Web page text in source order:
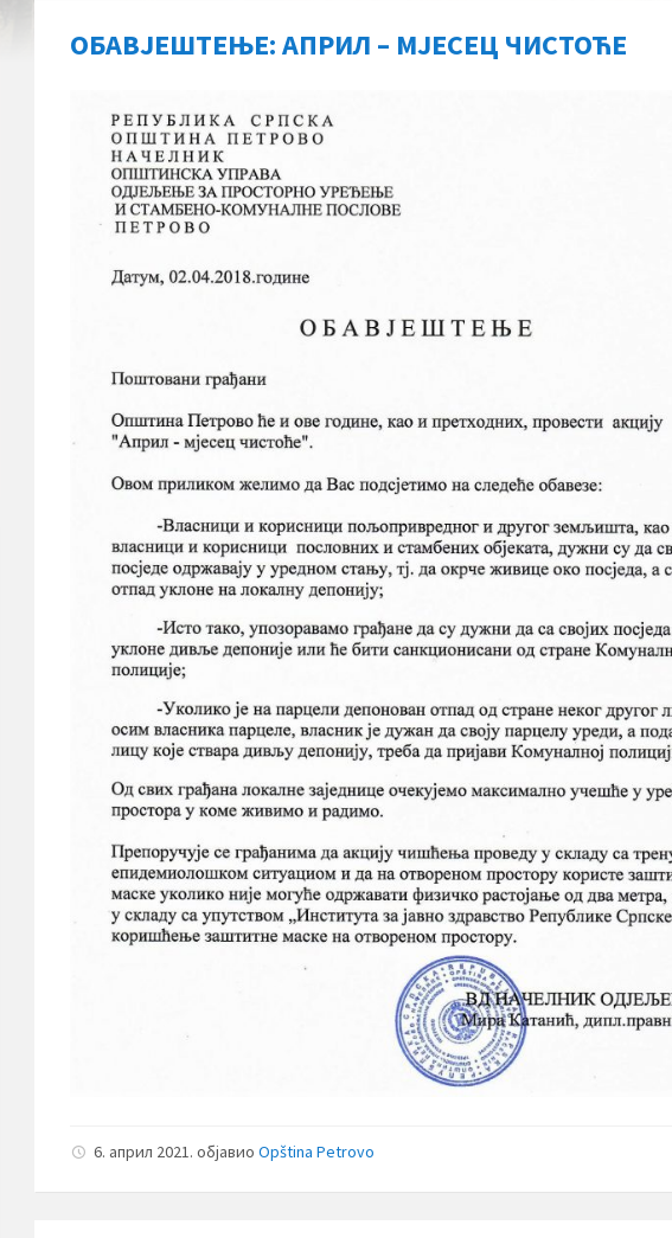
ОБАВЈЕШТЕЊЕ: АПРИЛ – МЈЕСЕЦ ЧИСТОЋЕ
6. април 2021.објавиоOpština Petrovo